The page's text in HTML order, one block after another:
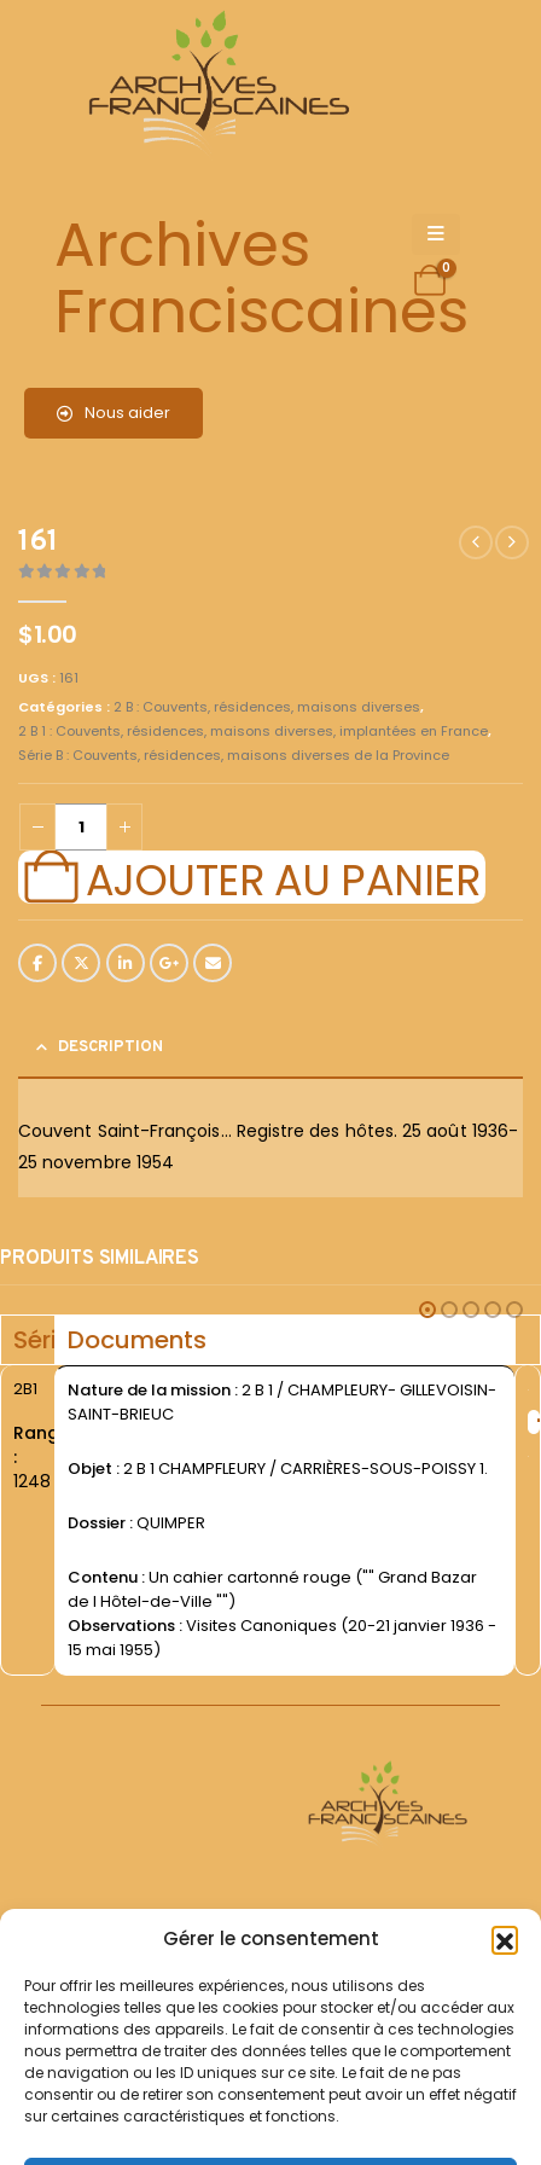
Gérer le consentement
Pour offrir les meilleures expériences, nous utilisons des
technologies telles que les cookies pour stocker et/ou accéder aux
informations des appareils. Le fait de consentir à ces technologies
nous permettra de traiter des données telles que le comportement
de navigation ou les ID uniques sur ce site. Le fait de ne pas
consentir ou de retirer son consentement peut avoir un effet négatif
sur certaines caractéristiques et fonctions.
Archives
Franciscaines
Nous aider
0
161
$1.00
UGS : 161
Catégories : 2 B : Couvents, résidences, maisons diverses,
2 B 1 : Couvents, résidences, maisons diverses, implantées en France,
Série B : Couvents, résidences, maisons diverses de la Province
AJOUTER AU PANIER
DESCRIPTION
Couvent Saint-François… Registre des hôtes. 25 août 1936-
25 novembre 1954
PRODUITS SIMILAIRES
SérieDocuments
2B1
Rang
:
1248
Nature de la mission :2 B 1 / CHAMPLEURY- GILLEVOISIN-
SAINT-BRIEUC
Objet :2 B 1 CHAMPFLEURY / CARRIÈRES-SOUS-POISSY 1.
Dossier :QUIMPER
Contenu :Un cahier cartonné rouge ("" Grand Bazar
de l Hôtel-de-Ville "")
Observations :Visites Canoniques (20-21 janvier 1936 -
15 mai 1955)
Archives Franciscaines
RECHERCHER
Comment chercher ?
Les archives
Notre démarche